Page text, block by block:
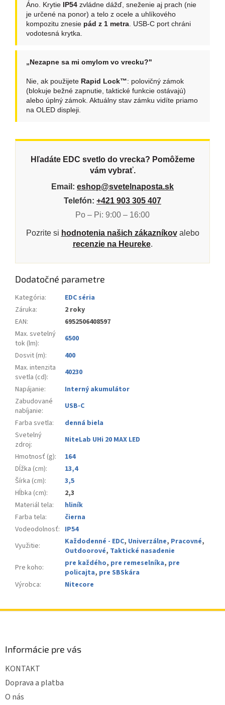
Áno. Krytie IP54 zvládne dážď, sneženie aj prach (nie
je určené na ponor) a telo z ocele a uhlíkového
kompozitu znesie pád z 1 metra . USB-C port chráni
vodotesná krytka.
„Nezapne sa mi omylom vo vrecku?"
Nie, ak použijete Rapid Lock™: polovičný zámok
(blokuje bežné zapnutie, taktické funkcie ostávajú)
alebo úplný zámok. Aktuálny stav zámku vidíte priamo
na OLED displeji.
Hľadáte EDC svetlo do vrecka? Pomôžeme
vám vybrať.
Email: eshop@svetelnaposta.sk
Telefón: +421 903 305 407
Po – Pi: 9:00 – 16:00
Pozrite si hodnotenia našich zákazníkovalebo
recenzie na Heureke.
Dodatočné parametre
Kategória:
EDC séria
Záruka:
2 roky
EAN:
6952506408597
Max. svetelný
tok (lm):
6500
Dosvit (m):
400
Max. intenzita
svetla (cd):
40230
Napájanie:
Interný akumulátor
Zabudované
nabíjanie:
USB-C
Farba svetla:
denná biela
Svetelný
zdroj:
NiteLab UHi 20 MAX LED
Hmotnosť (g):
164
Dĺžka (cm):
13,4
Šírka (cm):
3,5
Hĺbka (cm):
2,3
Materiál tela:
hliník
Farba tela:
čierna
Vodeodolnosť: IP54
Využitie: Každodenné - EDC, Univerzálne, Pracovné,
Outdoorové, Taktické nasadenie
Pre koho: pre každého, pre remeselníka, pre
policajta, pre SBSkára
Výrobca: Nitecore
Informácie pre vás
KONTAKT
Doprava a platba
O nás